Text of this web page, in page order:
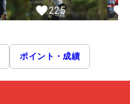
225
ポイント・成績